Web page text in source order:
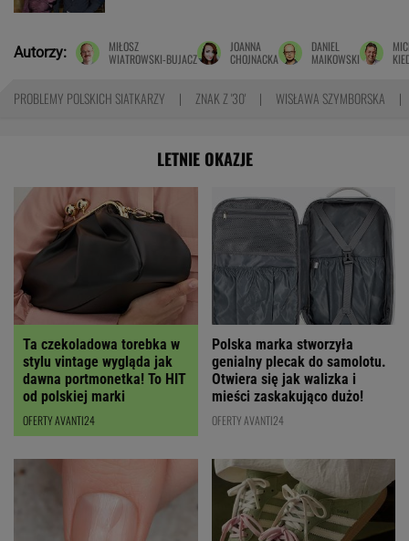
Autorzy:
MIŁOSZ
WIATROWSKI-BUJACZ
JOANNA
CHOJNACKA
DANIEL
MAIKOWSKI
PROBLEMY POLSKICH SIATKARZY ZNAK Z '30' WISŁAWA SZYMBORSKA
LETNIE OKAZJE
Ta czekoladowa torebka w
stylu vintage wygląda jak
dawna portmonetka! To HIT
od polskiej marki
OFERTY AVANTI24
Polska marka stworzyła
genialny plecak do samolotu.
Otwiera się jak walizka i
mieści zaskakująco dużo!
OFERTY AVANTI24